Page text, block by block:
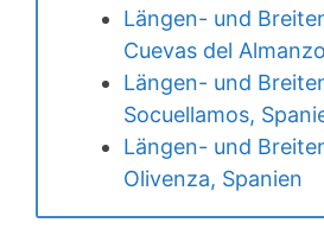
Längen- und
Cuevas del
Längen- und
Socuellamos,
Längen- und
Olivenza, Spanien